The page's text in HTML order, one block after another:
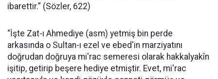
ibarettir.” (Sözler, 622)
“İşte Zat-ı Ahmediye (asm) yetmiş bin perde
arkasında o Sultan-ı ezel ve ebed'in marziyatını
doğrudan doğruya mi'rac semeresi olarak hakkalyakîn
işitip, getirip beşere hediye etmiştir. Evet, mi'rac